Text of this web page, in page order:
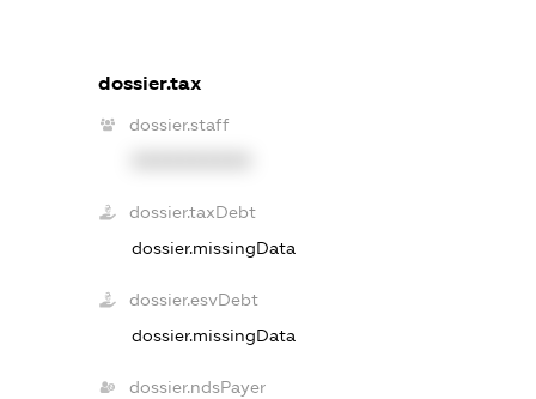
dossier.tax
dossier.staff
dossier.taxDebt
dossier.missingData
dossier.esvDebt
dossier.missingData
dossier.ndsPayer